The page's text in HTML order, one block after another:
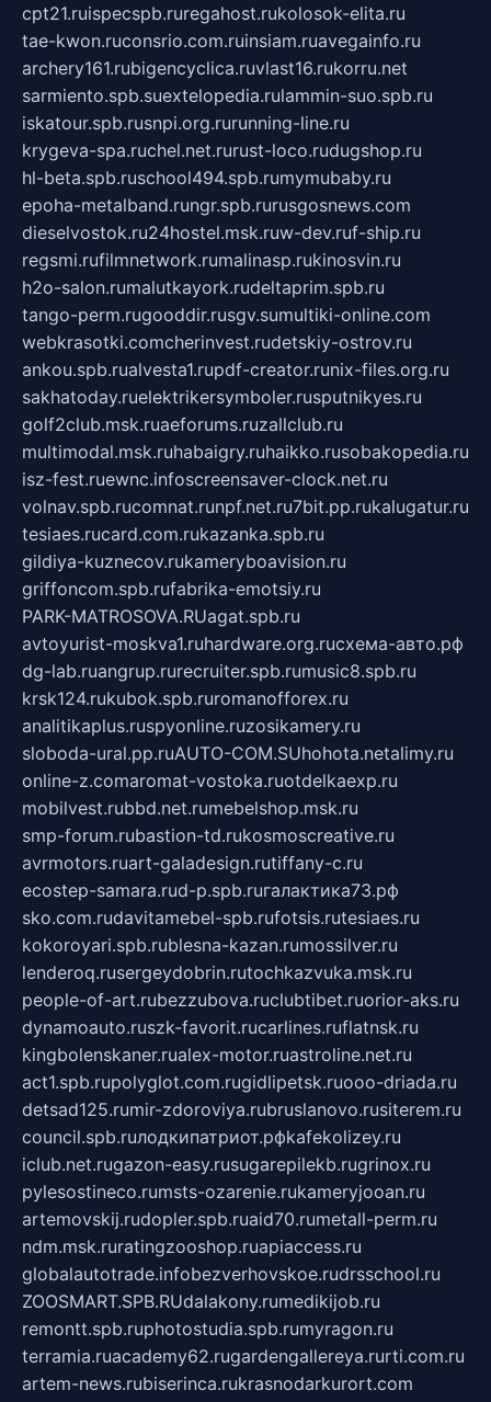
cpt21.ruispecspb.ruregahost.rukolosok-elita.ru
tae-kwon.ruconsrio.com.ruinsiam.ruavegainfo.ru
archery161.rubigencyclica.ruvlast16.rukorru.net
sarmiento.spb.suextelopedia.rulammin-suo.spb.ru
iskatour.spb.rusnpi.org.rurunning-line.ru
krygeva-spa.ruchel.net.rurust-loco.rudugshop.ru
hl-beta.spb.ruschool494.spb.rumymubaby.ru
epoha-metalband.rungr.spb.rurusgosnews.com
dieselvostok.ru24hostel.msk.ruw-dev.ruf-ship.ru
regsmi.rufilmnetwork.rumalinasp.rukinosvin.ru
h2o-salon.rumalutkayork.rudeltaprim.spb.ru
tango-perm.rugooddir.rusgv.sumultiki-online.com
webkrasotki.comcherinvest.rudetskiy-ostrov.ru
ankou.spb.rualvesta1.rupdf-creator.runix-files.org.ru
sakhatoday.ruelektrikersymboler.rusputnikyes.ru
golf2club.msk.ruaeforums.ruzallclub.ru
multimodal.msk.ruhabaigry.ruhaikko.rusobakopedia.ru
isz-fest.ruewnc.infoscreensaver-clock.net.ru
volnav.spb.rucomnat.runpf.net.ru7bit.pp.rukalugatur.ru
tesiaes.rucard.com.rukazanka.spb.ru
gildiya-kuznecov.rukameryboavision.ru
griffoncom.spb.rufabrika-emotsiy.ru
PARK-MATROSOVA.RUagat.spb.ru
avtoyurist-moskva1.ruhardware.org.ruсхема-авто.рф
dg-lab.ruangrup.rurecruiter.spb.rumusic8.spb.ru
krsk124.rukubok.spb.ruromanofforex.ru
analitikaplus.ruspyonline.ruzosikamery.ru
sloboda-ural.pp.ruAUTO-COM.SUhohota.netalimy.ru
online-z.comaromat-vostoka.ruotdelkaexp.ru
mobilvest.rubbd.net.rumebelshop.msk.ru
smp-forum.rubastion-td.rukosmoscreative.ru
avrmotors.ruart-galadesign.rutiffany-c.ru
ecostep-samara.rud-p.spb.ruгалактика73.рф
sko.com.rudavitamebel-spb.rufotsis.rutesiaes.ru
kokoroyari.spb.rublesna-kazan.rumossilver.ru
lenderoq.rusergeydobrin.rutochkazvuka.msk.ru
people-of-art.rubezzubova.ruclubtibet.ruorior-aks.ru
dynamoauto.ruszk-favorit.rucarlines.ruflatnsk.ru
kingbolenskaner.rualex-motor.ruastroline.net.ru
act1.spb.rupolyglot.com.rugidlipetsk.ruooo-driada.ru
detsad125.rumir-zdoroviya.rubruslanovo.rusiterem.ru
council.spb.ruлодкипатриот.рфkafekolizey.ru
iclub.net.rugazon-easy.rusugarepilekb.rugrinox.ru
pylesostineco.rumsts-ozarenie.rukameryjooan.ru
artemovskij.rudopler.spb.ruaid70.rumetall-perm.ru
ndm.msk.ruratingzooshop.ruapiaccess.ru
globalautotrade.infobezverhovskoe.rudrsschool.ru
ZOOSMART.SPB.RUdalakony.rumedikijob.ru
remontt.spb.ruphotostudia.spb.rumyragon.ru
terramia.ruacademy62.rugardengallereya.rurti.com.ru
artem-news.rubiserinca.rukrasnodarkurort.com